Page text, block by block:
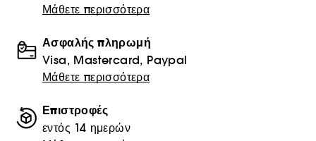
Μάθετε περισσότερα
Ασφαλής πληρωμή
Visa, Mastercard, Paypal
Μάθετε περισσότερα
Επιστροφές
εντός 14 ημερών